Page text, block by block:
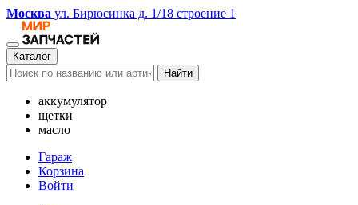
Москва ул. Бирюсинка д. 1/18 строение 1
Каталог
Найти
аккумулятор
щетки
масло
Гараж
Корзина
Войти